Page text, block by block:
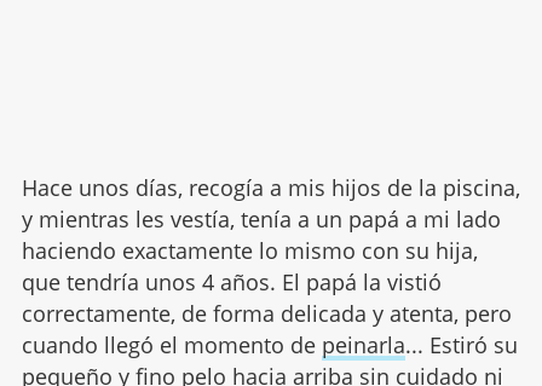
Hace unos días, recogía a mis hijos de la piscina,
y mientras les vestía, tenía a un papá a mi lado
haciendo exactamente lo mismo con su hija,
que tendría unos 4 años. El papá la vistió
correctamente, de forma delicada y atenta, pero
cuando llegó el momento de peinarla... Estiró su
pequeño y fino pelo hacia arriba sin cuidado ni